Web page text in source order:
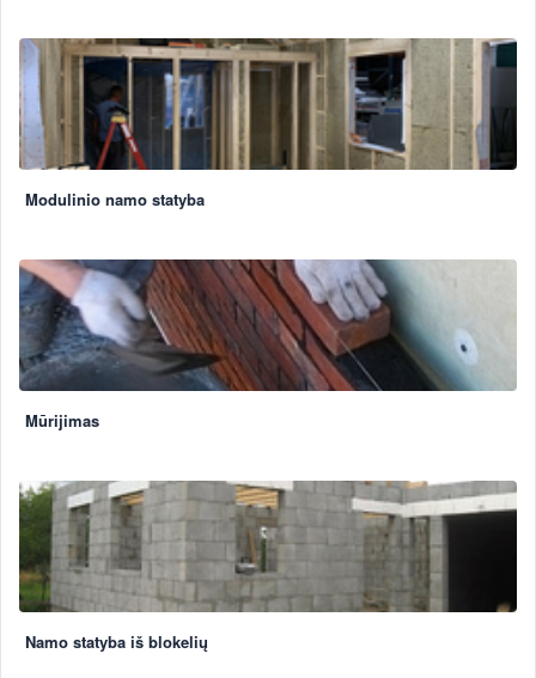
Modulinio namo statyba
Mūrijimas
Namo statyba iš blokelių